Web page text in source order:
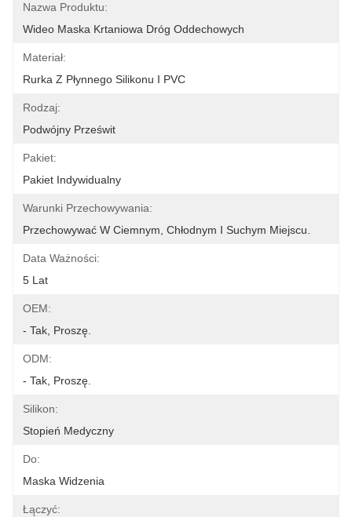
Nazwa Produktu:
Wideo Maska Krtaniowa Dróg Oddechowych
Materiał:
Rurka Z Płynnego Silikonu I PVC
Rodzaj:
Podwójny Prześwit
Pakiet:
Pakiet Indywidualny
Warunki Przechowywania:
Przechowywać W Ciemnym, Chłodnym I Suchym Miejscu.
Data Ważności:
5 Lat
OEM:
- Tak, Proszę.
ODM:
- Tak, Proszę.
Silikon:
Stopień Medyczny
Do:
Maska ​​widzenia
Łączyć: